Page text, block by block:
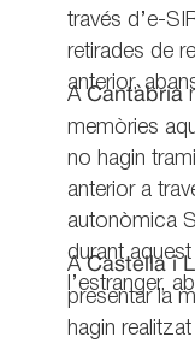
través d’e-
retirades de
anterior,
ACantàbria
memòries
no hagin
anterior a
autonòmica
durant
l’estranger,
ACastella i
presentar la
hagin